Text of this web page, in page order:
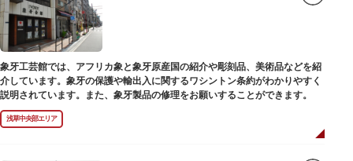
象牙工芸館では、アフリカ象と象牙原産国の紹介や彫刻品、美術品などを紹
介しています。象牙の保護や輸出入に関するワシントン条約がわかりやすく
説明されています。また、象牙製品の修理をお願いすることができます。
浅草中央部エリア